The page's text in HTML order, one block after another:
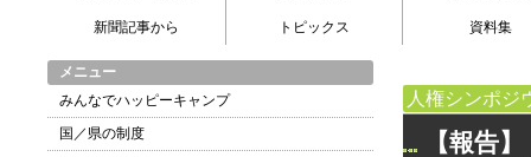
新聞記事から トピックス 資料集
人権シンポジ
【報告
メニュー
みんなでハッピーキャンプ
国／県の制度